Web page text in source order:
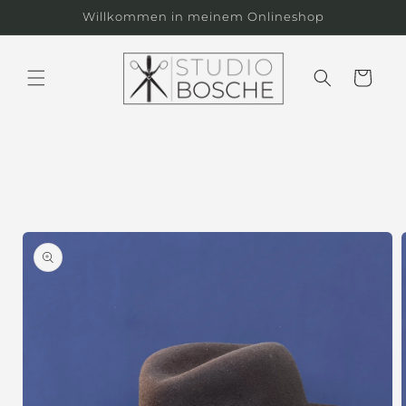
Willkommen in meinem Onlineshop
Cart